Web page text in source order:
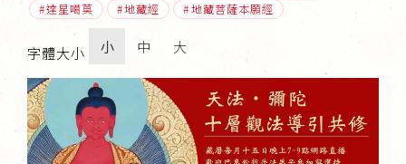
傳承上師授證
專書與譯著
*巴麥寺與麥青寺的聯合聲明
達星噶莫
地藏經 地藏菩薩本願經
字體大小 小 中 大